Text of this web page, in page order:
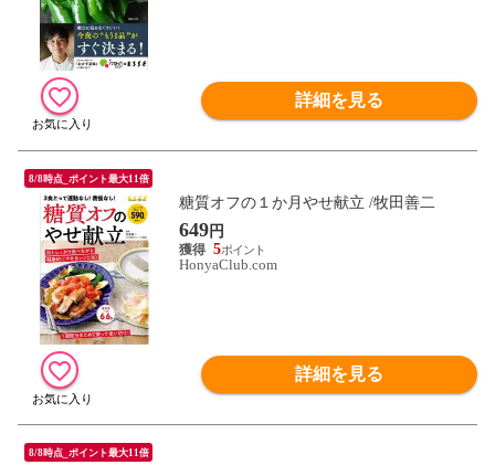
詳細を見る
8/8時点_ポイント最大11倍
糖質オフの１か月やせ献立 /牧田善二
649円
5
HonyaClub.com
詳細を見る
8/8時点_ポイント最大11倍